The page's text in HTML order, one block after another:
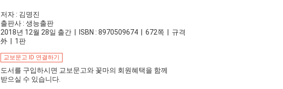
저자 : 김명진
출판사 : 생능출판
2018년 12월 28일 출간 | ISBN : 8970509674 | 672쪽 | 규격
外 | 1판
교보문고 ID 연결하기
도서를 구입하시면 교보문고와 꽃마의 회원혜택을 함께
받으실 수 있습니다.